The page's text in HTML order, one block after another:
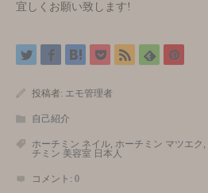
宜しくお願い致します!
投稿者: エモ管理者
自己紹介
ホーチミン ネイル, ホーチミン マツエク ,
チミン 美容室 日本人
コメント: 0